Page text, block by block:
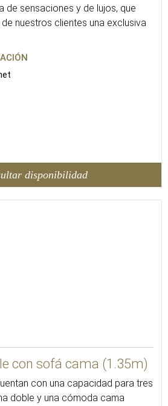
de sensaciones y de lujos, que
nuestros clientes una exclusiva
disponibilidad
con sofá cama (1.35m)
con una capacidad para tres
doble y una cómoda cama